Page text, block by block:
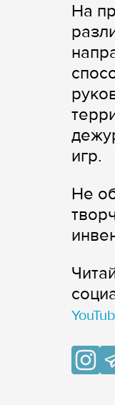
На
игр.
Не